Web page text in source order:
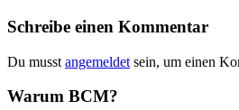
Schreibe einen Kommentar
Du musst angemeldet sein, um einen
Warum BCM?